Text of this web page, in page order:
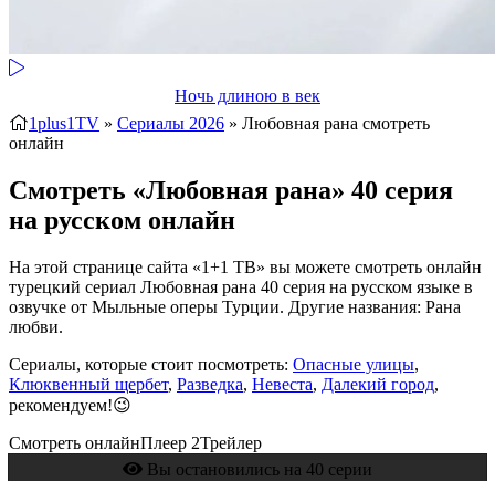
Ночь длиною в век
1plus1TV » Сериалы 2026 » Любовная рана смотреть
онлайн
Смотреть «Любовная рана» 40 серия
на русском онлайн
На этой странице сайта «1+1 ТВ» вы можете смотреть онлайн
турецкий сериал Любовная рана 40 серия на русском языке в
озвучке от Мыльные оперы Турции. Другие названия: Рана
любви.
Сериалы, которые стоит посмотреть: Опасные улицы,
Клюквенный щербет, Разведка, Невеста, Далекий город,
рекомендуем!😉
Смотреть онлайнПлеер 2Трейлер
Вы остановились на 40 серии